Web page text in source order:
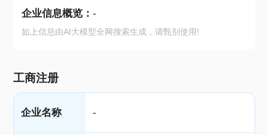
企业信息概览： -
如上信息由AI大模型全网搜索生成，请甄别使用!
工商注册
企业名称 -